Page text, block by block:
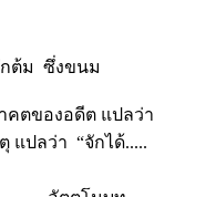
ต้ม ซึ่งขนม
ตของอดีต แปลว่า
แปลว่า “จักได้.....